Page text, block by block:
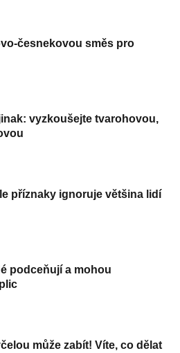
česnekovou směs pro
vyzkoušejte tvarohovou,
příznaky ignoruje většina lidí
podceňují a mohou
může zabít! Víte, co dělat